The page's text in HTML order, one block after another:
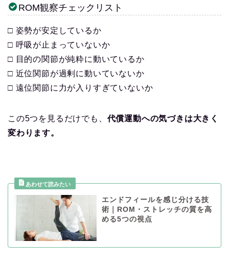
ROM観察チェックリスト
□ 姿勢が安定しているか
□ 呼吸が止まっていないか
□ 目的の関節が純粋に動いているか
□ 近位関節が過剰に動いていないか
□ 遠位関節に力が入りすぎていないか
この5つを見るだけでも、代償運動への気づきは大きく
変わります。
エンドフィールを感じ分ける技
術｜ROM・ストレッチの質を高
める5つの視点